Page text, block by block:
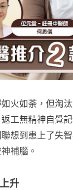
火如荼，但淘
返工無精神自覺
想到患上了失
補腦。
升